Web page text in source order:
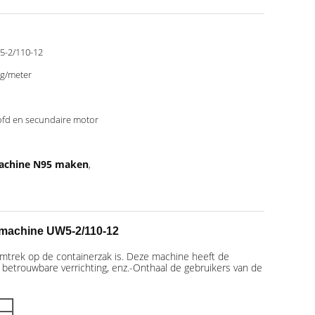
2/110-12
meter
en secundaire motor
N95 maken,
UW5-2/110-12
op de containerzak is. Deze machine heeft de
verrichting, enz.-Onthaal de gebruikers van de